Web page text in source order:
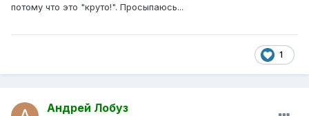
потому что это "круто!". Просыпаюсь...
1
Андрей Лобуз